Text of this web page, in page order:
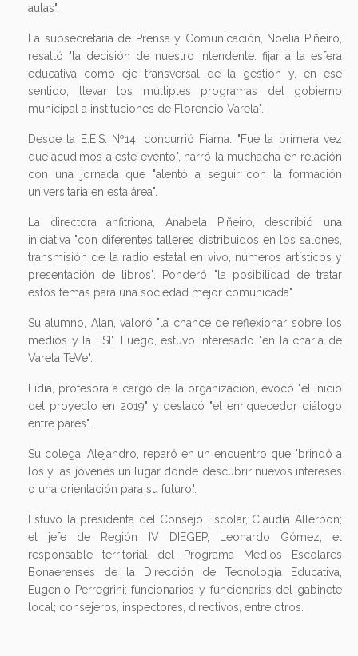
aulas".
La subsecretaria de Prensa y Comunicación, Noelia Piñeiro,
resaltó "la decisión de nuestro Intendente: fijar a la esfera
educativa como eje transversal de la gestión y, en ese
sentido, llevar los múltiples programas del gobierno
municipal a instituciones de Florencio Varela".
Desde la E.E.S. Nº14, concurrió Fiama. "Fue la primera vez
que acudimos a este evento", narró la muchacha en relación
con una jornada que "alentó a seguir con la formación
universitaria en esta área".
La directora anfitriona, Anabela Piñeiro, describió una
iniciativa "con diferentes talleres distribuidos en los salones,
transmisión de la radio estatal en vivo, números artísticos y
presentación de libros". Ponderó "la posibilidad de tratar
estos temas para una sociedad mejor comunicada".
Su alumno, Alan, valoró "la chance de reflexionar sobre los
medios y la ESI". Luego, estuvo interesado "en la charla de
Varela TeVe".
Lidia, profesora a cargo de la organización, evocó "el inicio
del proyecto en 2019" y destacó "el enriquecedor diálogo
entre pares".
Su colega, Alejandro, reparó en un encuentro que "brindó a
los y las jóvenes un lugar donde descubrir nuevos intereses
o una orientación para su futuro".
Estuvo la presidenta del Consejo Escolar, Claudia Allerbon;
el jefe de Región IV DIEGEP, Leonardo Gómez; el
responsable territorial del Programa Medios Escolares
Bonaerenses de la Dirección de Tecnología Educativa,
Eugenio Perregrini; funcionarios y funcionarias del gabinete
local; consejeros, inspectores, directivos, entre otros.